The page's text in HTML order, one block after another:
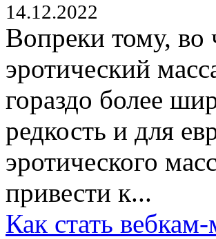
14.12.2022
Вопреки тому, во
эротический
гораздо более
редкость и для
эротического
привести к...
Как стать